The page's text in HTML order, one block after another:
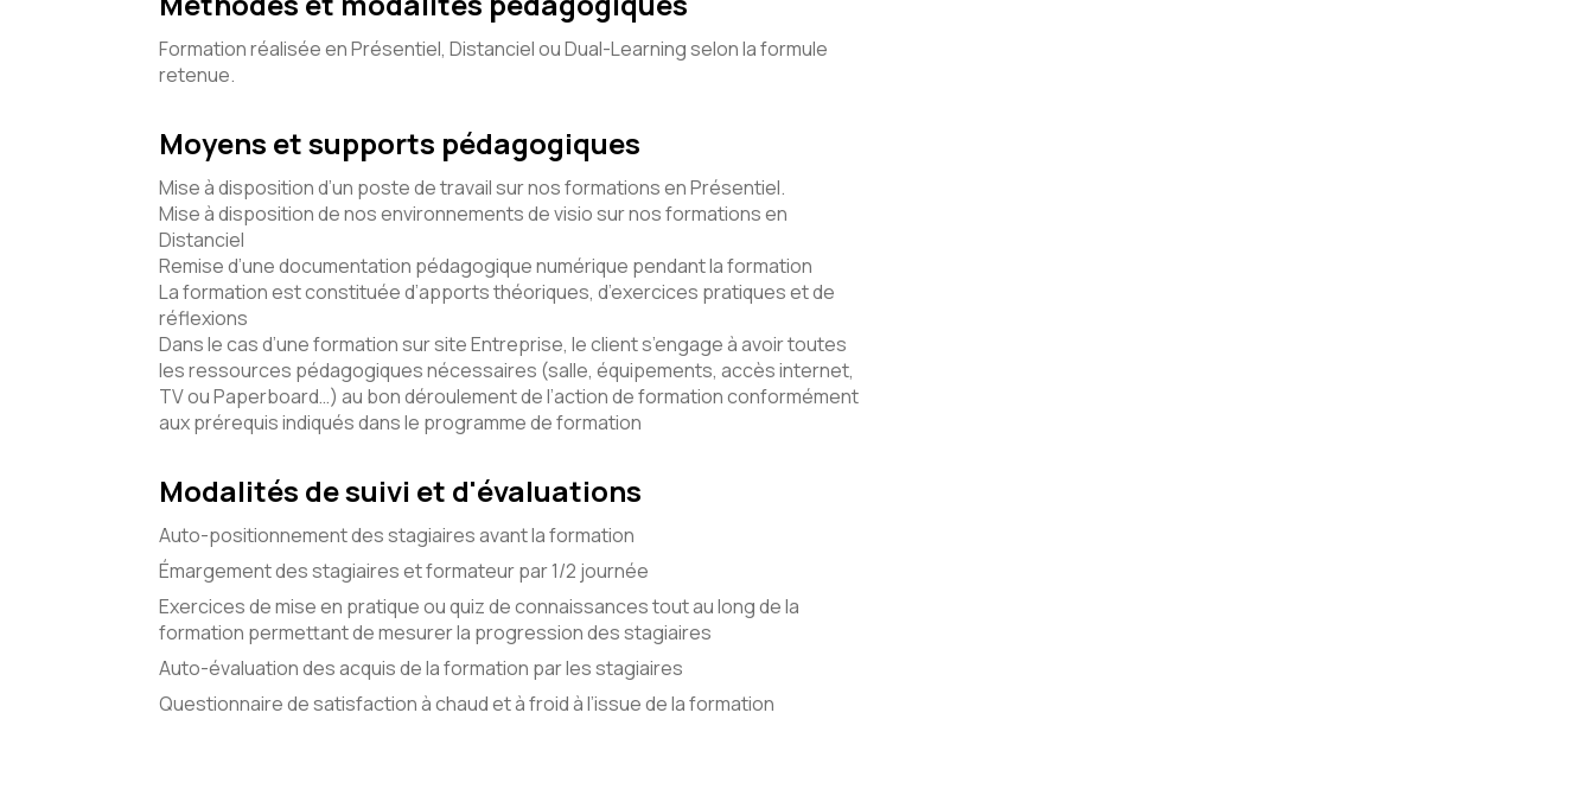
Formation réalisée en Présentiel, Distanciel ou Dual-Learning selon la formule
retenue.
Moyens et supports pédagogiques
Mise à disposition d’un poste de travail sur nos formations en Présentiel.
Mise à disposition de nos environnements de visio sur nos formations en
Distanciel
Remise d’une documentation pédagogique numérique pendant la formation
La formation est constituée d’apports théoriques, d’exercices pratiques et de
réflexions
Dans le cas d’une formation sur site Entreprise, le client s’engage à avoir toutes
les ressources pédagogiques nécessaires (salle, équipements, accès internet,
TV ou Paperboard…) au bon déroulement de l’action de formation conformément
aux prérequis indiqués dans le programme de formation
Modalités de suivi et d'évaluations
Auto-positionnement des stagiaires avant la formation
Émargement des stagiaires et formateur par 1/2 journée
Exercices de mise en pratique ou quiz de connaissances tout au long de la
formation permettant de mesurer la progression des stagiaires
Auto-évaluation des acquis de la formation par les stagiaires
Questionnaire de satisfaction à chaud et à froid à l’issue de la formation